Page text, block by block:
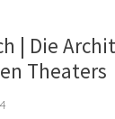
| Die
Theaters